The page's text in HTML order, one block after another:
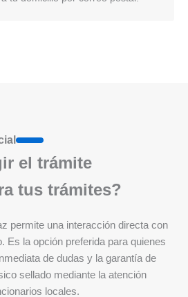
el trámite
tus trámites?
permite una interacción directa con
Es la opción preferida para quienes
de dudas y la garantía de
sellado mediante la atención
locales.